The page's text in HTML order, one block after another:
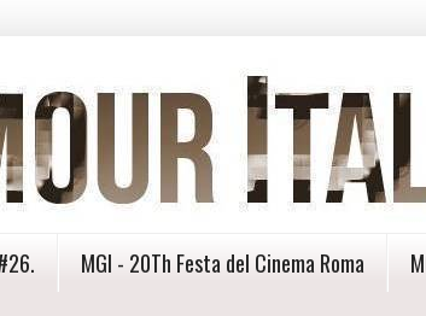
MGI - 20Th Festa del Cinema Roma